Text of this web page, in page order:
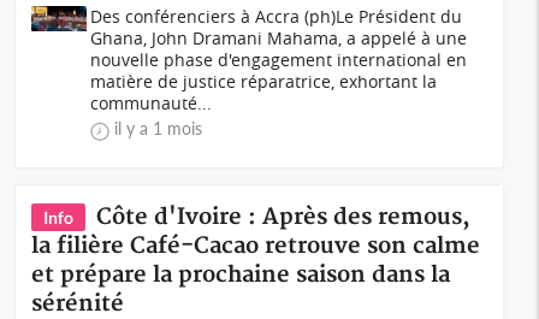
Des conférenciers à Accra (ph)Le Président du
Ghana, John Dramani Mahama, a appelé à une
nouvelle phase d'engagement international en
matière de justice réparatrice, exhortant la
communauté...
il y a 1 mois
Info
Côte d'Ivoire : Après des remous,
la filière Café-Cacao retrouve son calme
et prépare la prochaine saison dans la
sérénité